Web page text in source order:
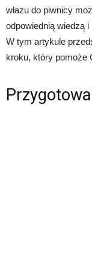
włazu do piwnicy
odpowiednią wiedzą
W tym artykule
kroku, który pomoże